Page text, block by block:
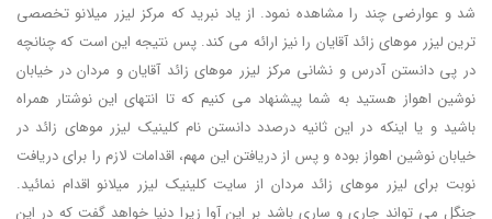
شد و عوارضی چند را مشاهده نمود. از یاد نبرید که مرکز لیزر میلانو تخصصی
ترین لیزر موهای زائد آقایان را نیز ارائه می کند. پس نتیجه این است که چنانچه
در پی دانستن آدرس و نشانی مرکز لیزر موهای زائد آقایان و مردان در خیابان
نوشین اهواز هستید به شما پیشنهاد می کنیم که تا انتهای این نوشتار همراه
باشید و یا اینکه در این ثانیه درصدد دانستن نام کلینیک لیزر موهای زائد در
خیابان نوشین اهواز بوده و پس از دریافتن این مهم، اقدامات لازم را برای دریافت
نوبت برای لیزر موهای زائد مردان از سایت کلینیک لیزر میلانو اقدام نمائید.
جنگل می تواند جاری و ساری باشد بر این آوا زیرا دنیا خواهد گفت که در این